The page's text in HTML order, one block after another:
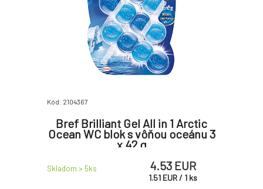
Kód: 2104367
Bref Brilliant Gel All in 1 Arctic
Ocean WC blok s vôňou oceánu 3
x 42 g
Skladom > 5ks 4.53 EUR
1.51 EUR/ 1 ks